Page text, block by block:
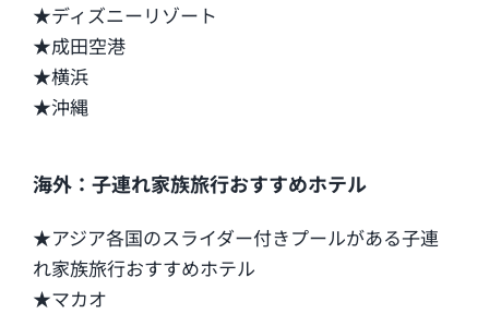
★ディズニーリゾート
★成田空港
★横浜
★沖縄
海外：子連れ家族旅行おすすめホテル
★アジア各国のスライダー付きプールがある子連
れ家族旅行おすすめホテル
★マカオ